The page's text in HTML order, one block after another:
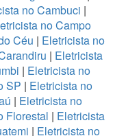
no Cambuci |
no Campo
Céu | Eletricista no
| Eletricista
| Eletricista no
SP | Eletricista no
| Eletricista no
Florestal | Eletricista
| Eletricista no